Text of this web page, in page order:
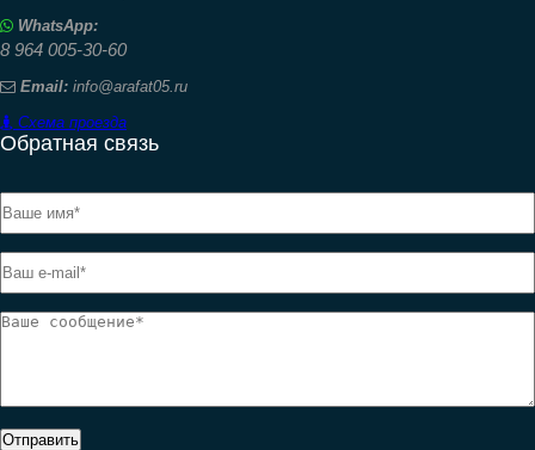
WhatsApp:
8 964 005-30-60
Email: info@arafat05.ru
Схема проезда
Обратная связь
Отправить